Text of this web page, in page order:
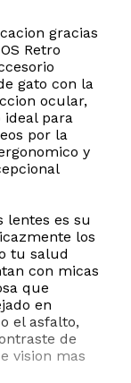
gracias
Retro
gato con la
ocular,
ideal para
por la
y
lentes es su
los
tu salud
con micas
que
en
el asfalto,
de
vision mas